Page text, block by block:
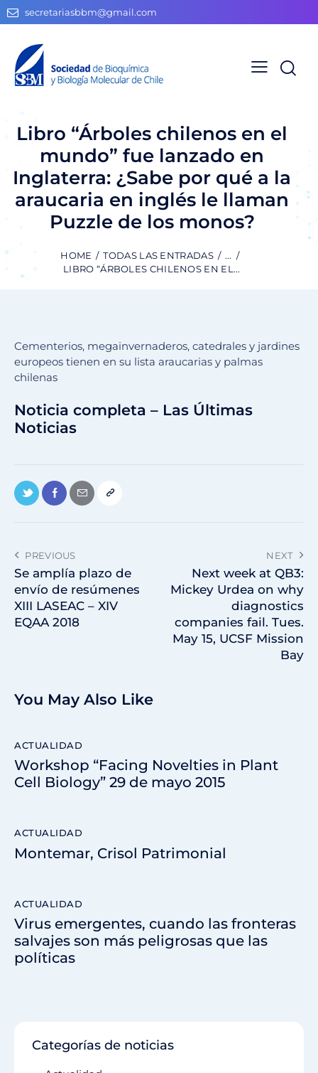
secretariasbbm@gmail.com
Libro “Árboles chilenos en el
mundo” fue lanzado en
Inglaterra: ¿Sabe por qué a la
araucaria en inglés le llaman
Puzzle de los monos?
HOME TODAS LAS ENTRADAS
...
LIBRO “ÁRBOLES CHILENOS EN EL...
Cementerios, megainvernaderos, catedrales y jardines
europeos tienen en su lista araucarias y palmas
chilenas
Noticia completa – Las Últimas
Noticias
PREVIOUS
Se amplía plazo de
envío de resúmenes
XIII LASEAC – XIV
EQAA 2018
NEXT
Next week at QB3:
Mickey Urdea on why
diagnostics
companies fail. Tues.
May 15, UCSF Mission
Bay
You May Also Like
ACTUALIDAD
Workshop “Facing Novelties in Plant
Cell Biology” 29 de mayo 2015
ACTUALIDAD
Montemar, Crisol Patrimonial
ACTUALIDAD
Virus emergentes, cuando las fronteras
salvajes son más peligrosas que las
políticas
Categorías de noticias